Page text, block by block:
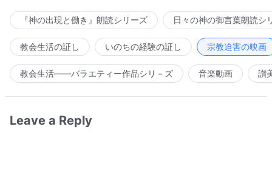
『神の出現と働き』朗読シリーズ 日々の神の御言葉朗読シ
教会生活の証し いのちの経験の証し 宗教迫害の映画
教会生活――バラエティー作品シリ－ズ 音楽動画 讃
Leave a Reply